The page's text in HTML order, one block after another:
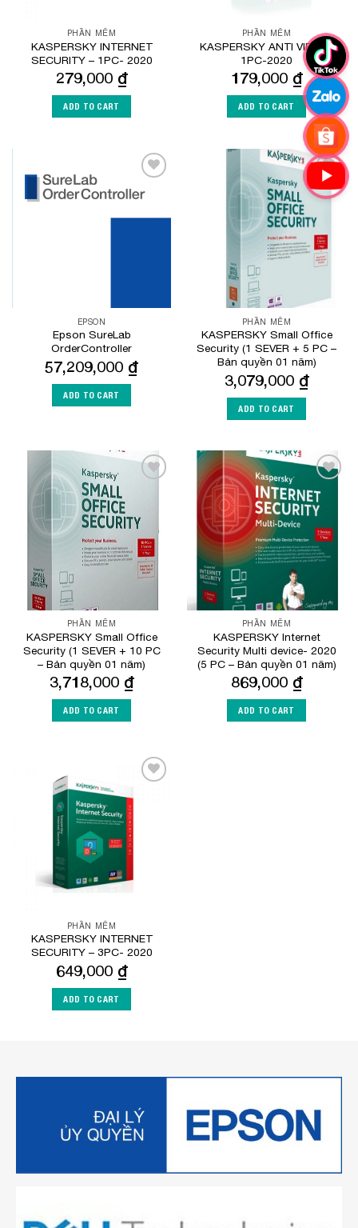
PHẦN MỀM
KASPERSKY INTERNET
SECURITY – 1PC- 2020
279,000 ₫
ADD TO CART
PHẦN MỀM
KASPERSKY ANTI VIRUS-
1PC-2020
179,000 ₫
ADD TO CART
Wishlist
EPSON
Epson SureLab
OrderController
57,209,000 ₫
ADD TO CART
Add to
Wishlist
PHẦN MỀM
KASPERSKY Small Office
Security (1 SEVER + 5 PC –
Bản quyền 01 năm)
3,079,000 ₫
ADD TO CART
PHẦN MỀM
KASPERSKY Small Office
Security (1 SEVER + 10 PC
– Bản quyền 01 năm)
3,718,000 ₫
ADD TO CART
Add to
Wishlist
PHẦN MỀM
KASPERSKY Internet
Security Multi device- 2020
(5 PC – Bản quyền 01 năm)
869,000 ₫
ADD TO CART
Wishlist
PHẦN MỀM
KASPERSKY INTERNET
SECURITY – 3PC- 2020
649,000 ₫
ADD TO CART